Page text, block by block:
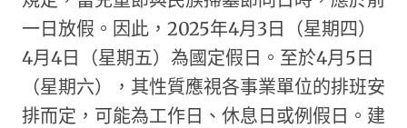
一日放假。因此，2025年4月3日（星期四）
4月4日（星期五）為國定假日。至於4月5日
（星期六），其性質應視各事業單位的排班安
排而定，可能為工作日、休息日或例假日。建